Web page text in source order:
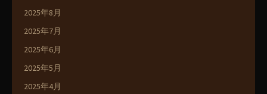
2025年8月
2025年7月
2025年6月
2025年5月
2025年4月